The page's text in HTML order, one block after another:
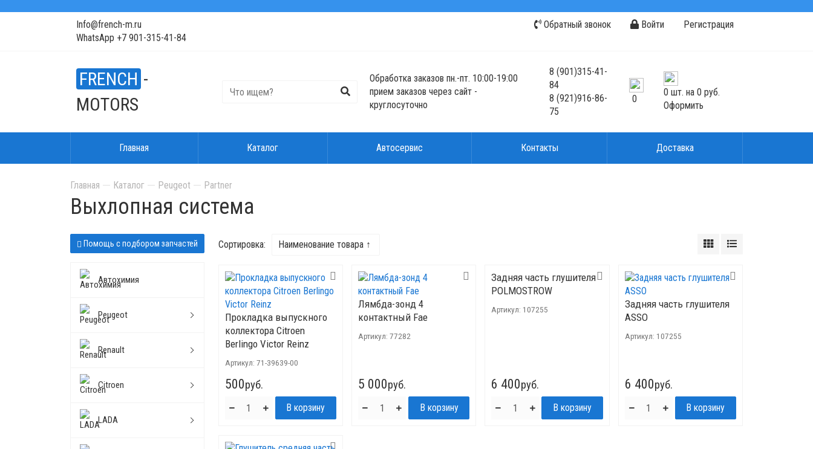
Info@french-m.ru
WhatsApp +7 901-315-41-84
Обратный звонок Войти Регистрация
FRENCH -
MOTORS
Обработка заказов пн.-пт. 10:00-19:00
прием заказов через сайт -
круглосуточно
8(901)315-41-
84
8(921)916-86-
75
0
0 шт. на 0 руб.
Оформить
Главная Каталог Автосервис Контакты Доставка
Главная Каталог Peugeot Partner
Выхлопная система
Помощь с подбором запчастей
Автохимия
Peugeot
Renault
Citroen
LADA
Сортировка: Наименование товара ↑
Прокладка выпускного
коллектора Citroen
Berlingo Victor Reinz
Артикул: 71-39639-00
500руб.
Лямбда-зонд 4
контактный Fae
Артикул: 77282
5 000руб.
Задняя часть глушителя
POLMOSTROW
Артикул: 107255
6 400руб.
Задняя часть глушителя
ASSO
Артикул: 107255
6 400руб.